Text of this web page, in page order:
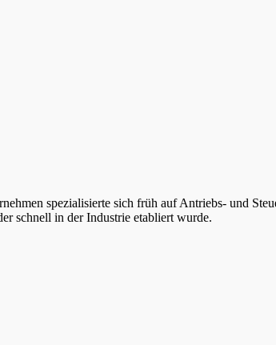
spezialisierte sich früh auf Antriebs- und
schnell in der Industrie etabliert wurde.